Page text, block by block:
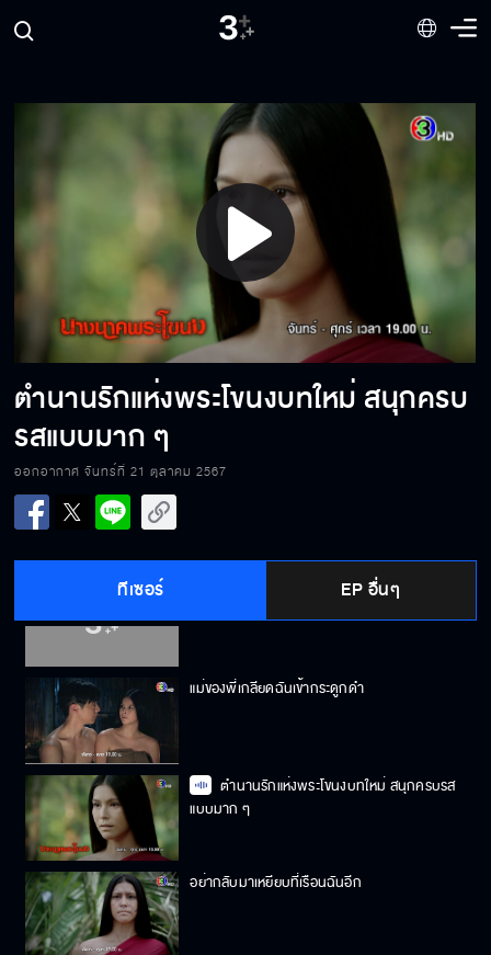
Play
Video
ตำนานรักแห่งพระโขนงบทใหม่ สนุกครบ
รสแบบมาก ๆ
ออกอากาศ จันทร์ที่ 21 ตุลาคม 2567
ทีเซอร์ EP อื่นๆ
ต่อให้กูต้องตายกูก็ยอม
ตามราวีไม่เลิก ต้องเจอดี
ไม่มีอะไรพรากเราจากกันได้ นอกจากความตาย
เท่านั้น
ฉันไม่ฆ่าพวกพี่หรอก
แม่ของพี่เกลียดฉันเข้ากระดูกดำ
ตำนานรักแห่งพระโขนงบทใหม่ สนุกครบรส
แบบมาก ๆ
อย่ากลับมาเหยียบที่เรือนฉันอีก